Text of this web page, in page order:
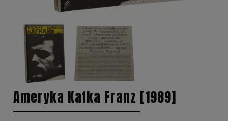
Ameryka Kafka Franz [1989]